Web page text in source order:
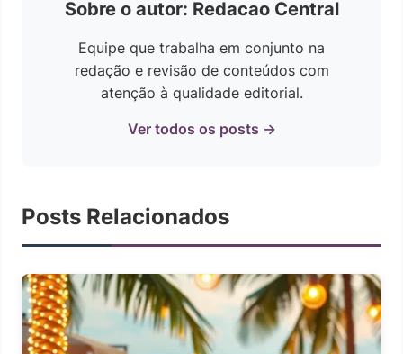
Sobre o autor: Redacao Central
Equipe que trabalha em conjunto na
redação e revisão de conteúdos com
atenção à qualidade editorial.
Ver todos os posts →
Posts Relacionados